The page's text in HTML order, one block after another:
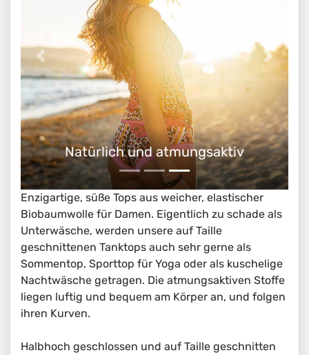
Natürlich und atmungsaktiv
Enzigartige, süße Tops aus weicher, elastischer
Biobaumwolle für Damen. Eigentlich zu schade als
Unterwäsche, werden unsere auf Taille
geschnittenen Tanktops auch sehr gerne als
Sommentop, Sporttop für Yoga oder als kuschelige
Nachtwäsche getragen. Die atmungsaktiven Stoffe
liegen luftig und bequem am Körper an, und folgen
ihren Kurven.
Halbhoch geschlossen und auf Taille geschnitten